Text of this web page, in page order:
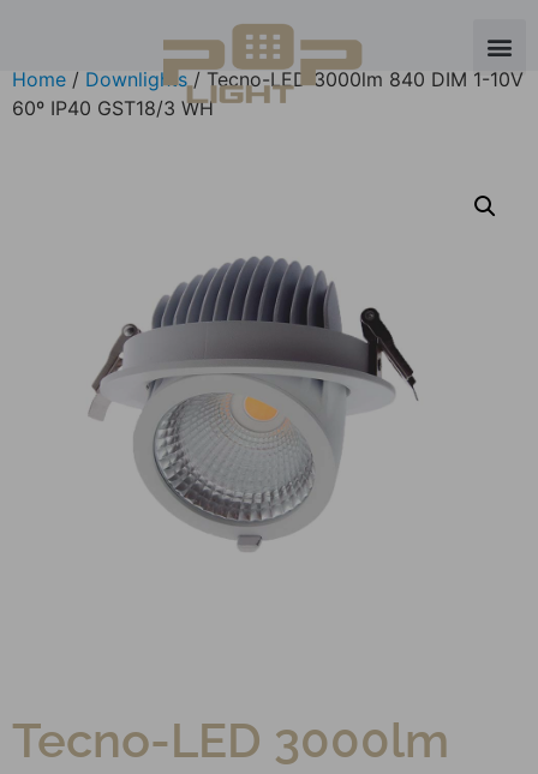
Home / Downlights / Tecno-LED 3000lm 840 DIM 1-10V
60º IP40 GST18/3 WH
Tecno-LED 3000lm